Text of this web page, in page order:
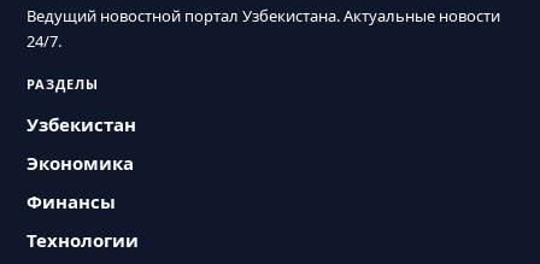
Ведущий новостной портал Узбекистана. Актуальные новости
24/7.
РАЗДЕЛЫ
Узбекистан
Экономика
Финансы
Технологии